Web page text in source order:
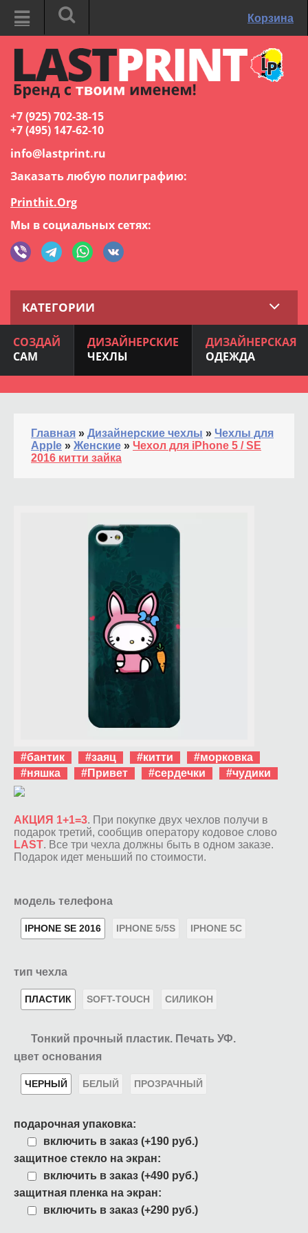
Корзина
+7 (925) 702-38-15
+7 (495) 147-62-10
info@lastprint.ru
Заказать любую полиграфию:
Printhit.Org
Мы в социальных сетях:
КАТЕГОРИИ
СОЗДАЙ
САМ
ДИЗАЙНЕРСКИЕ
ЧЕХЛЫ
ДИЗАЙНЕРСКАЯ
ОДЕЖДА
Главная » Дизайнерские чехлы » Чехлы для
Apple » Женские » Чехол для iPhone 5 / SE
2016 китти зайка
#бантик #заяц #китти
#морковка
#няшка
#Привет #сердечки #чудики
АКЦИЯ 1+1=3. При покупке двух чехлов получи в
подарок третий, сообщив оператору кодовое слово
LAST. Все три чехла должны быть в одном заказе.
Подарок идет меньший по стоимости.
модель телефона
IPHONE SE 2016 IPHONE 5/5S IPHONE 5C
тип чехла
ПЛАСТИК SOFT-TOUCH СИЛИКОН
Тонкий прочный пластик. Печать УФ.
цвет основания
ЧЕРНЫЙ БЕЛЫЙ ПРОЗРАЧНЫЙ
подарочная упаковка:
включить в заказ (+190 руб.)
защитное стекло на экран:
включить в заказ (+490 руб.)
защитная пленка на экран:
включить в заказ (+290 руб.)